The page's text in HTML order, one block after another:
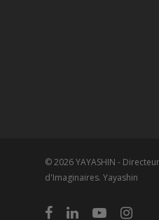
© 2026 YAYASHIN -
d'Imaginaires. Yayashin